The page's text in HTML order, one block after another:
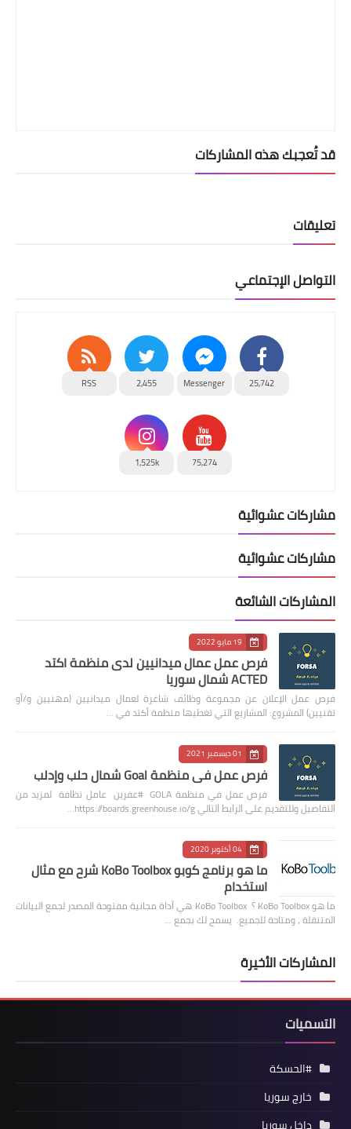
قد تُعجبك هذه المشاركات
تعليقات
التواصل الإجتماعي
25,742
Messenger
2,455
RSS
75,274
1,525k
مشاركات عشوائية
مشاركات عشوائية
المشاركات الشائعة
19 مايو 2022
فرص عمل عمال ميدانيين لدى منظمة اكتد
ACTED شمال سوريا
فرص عمل الإعلان عن مجموعة وظائف شاغرة لعمال ميدانيين (مهنيين و/أو
تقنيين) المشروع: المشاريع التي تغطيها منظمة أكتد في …
01 ديسمبر 2021
فرص عمل في منظمة Goal شمال حلب وإدلب
فرص عمل في منظمة GOLA #عفرين عامل نظافة لمزيد من
التفاصيل وللتقديم على الرابط التالي https://boards.greenhouse.io/g…
04 أكتوبر 2020
ما هو برنامج كوبو KoBo Toolbox شرح مع مثال
استخدام
ما هو KoBo Toolbox ؟ KoBo Toolbox هي أداة مجانية مفتوحة المصدر لجمع البيانات
المتنقلة ، ومتاحة للجميع. يسمح لك بجمع …
المشاركات الأخيرة
التسميات
#الحسكة
خارج سوريا